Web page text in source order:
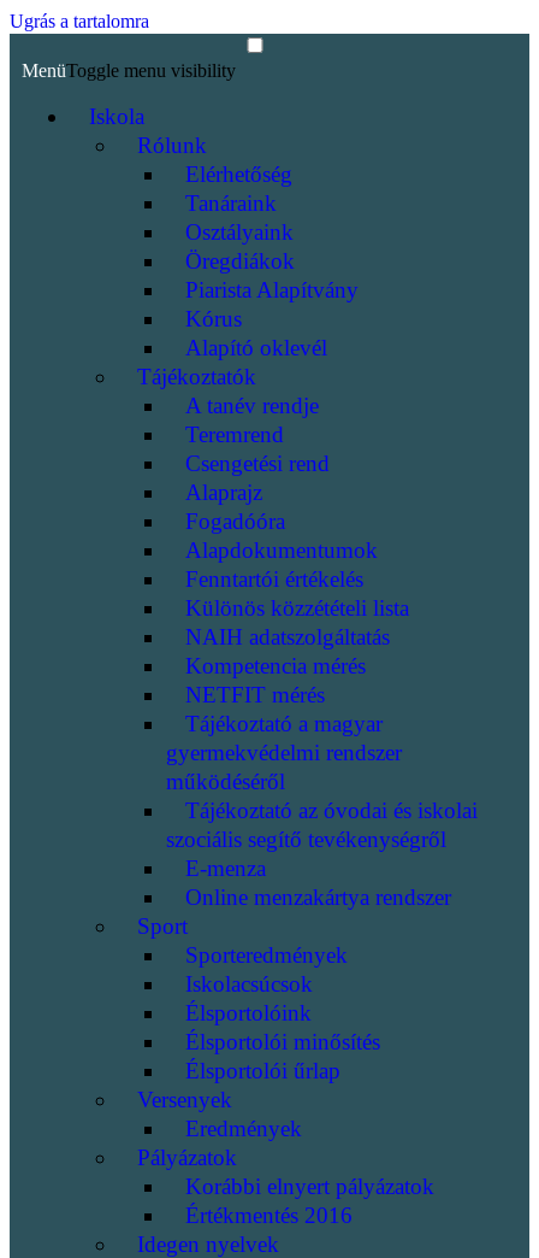
Ugrás a tartalomra
MenüToggle menu visibility
Iskola
Rólunk
Elérhetőség
Tanáraink
Osztályaink
Öregdiákok
Piarista Alapítvány
Kórus
Alapító oklevél
Tájékoztatók
A tanév rendje
Teremrend
Csengetési rend
Alaprajz
Fogadóóra
Alapdokumentumok
Fenntartói értékelés
Különös közzétételi lista
NAIH adatszolgáltatás
Kompetencia mérés
NETFIT mérés
Tájékoztató a magyar
gyermekvédelmi rendszer
működéséről
Tájékoztató az óvodai és iskolai
szociális segítő tevékenységről
E-menza
Online menzakártya rendszer
Sport
Sporteredmények
Iskolacsúcsok
Élsportolóink
Élsportolói minősítés
Élsportolói űrlap
Versenyek
Eredmények
Pályázatok
Korábbi elnyert pályázatok
Értékmentés 2016
Idegen nyelvek